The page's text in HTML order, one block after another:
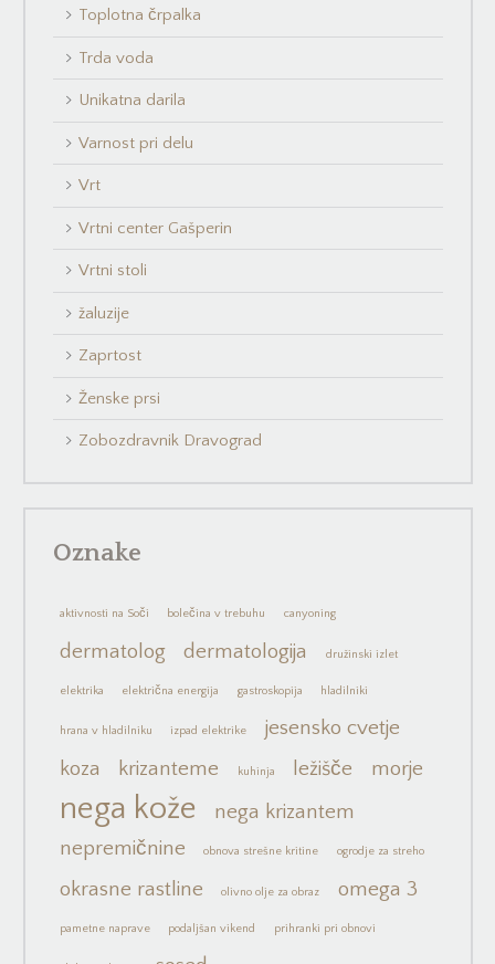
Toplotna črpalka
Trda voda
Unikatna darila
Varnost pri delu
Vrt
Vrtni center Gašperin
Vrtni stoli
žaluzije
Zaprtost
Ženske prsi
Zobozdravnik Dravograd
Oznake
aktivnosti na Soči bolečina v trebuhu canyoning
dermatolog dermatologija družinski izlet
elektrika električna energija gastroskopija hladilniki
hrana v hladilniku izpad elektrike
jesensko cvetje
koza
krizanteme kuhinja ležišče morje
nega kože
nega krizantem
nepremičnine
obnova strešne kritine ogrodje za streho
okrasne rastline olivno olje za obraz omega 3
pametne naprave podaljšan vikend prihranki pri obnovi